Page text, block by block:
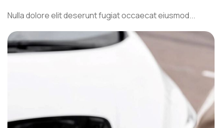
Nulla dolore elit deserunt fugiat occaecat eiusmod...